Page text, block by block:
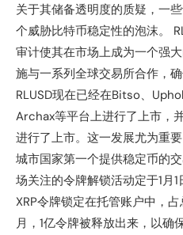
关于其储备透明度的质疑，一
个威胁比特币稳定性的泡沫。
审计使其在市场上成为一个强
施与一系列全球交易所合作，确
RLUSD现在已经在Bitso、
Archax等平台上进行了上市，
进行了上市。这一发展尤为重
城市国家第一个提供稳定币的
场关注的令牌解锁活动定于1月
XRP令牌锁定在托管账户中，
月，1亿令牌被释放出来，以确